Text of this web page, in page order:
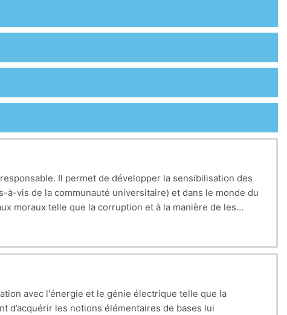
Il permet de développer la sensibilisation des
vis de la communauté universitaire) et dans le monde du
moraux telle que la corruption et à la manière de les
avec l'énergie et le génie électrique telle que la
d’acquérir les notions élémentaires de bases lui